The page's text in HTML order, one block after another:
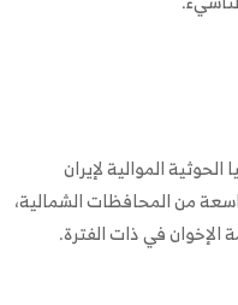
المليشيا الحوثية الموالية لإيران
من المحافظات الشمالية،
في ذات الفترة.